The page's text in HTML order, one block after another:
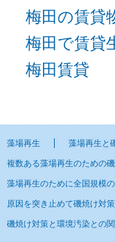
梅田の賃貸
梅田で賃貸
梅田賃貸
藻場再生 藻場再生と
複数ある藻場再生のための
藻場再生のために全国規模
原因を突き止めて磯焼け対策
磯焼け対策と環境汚染との